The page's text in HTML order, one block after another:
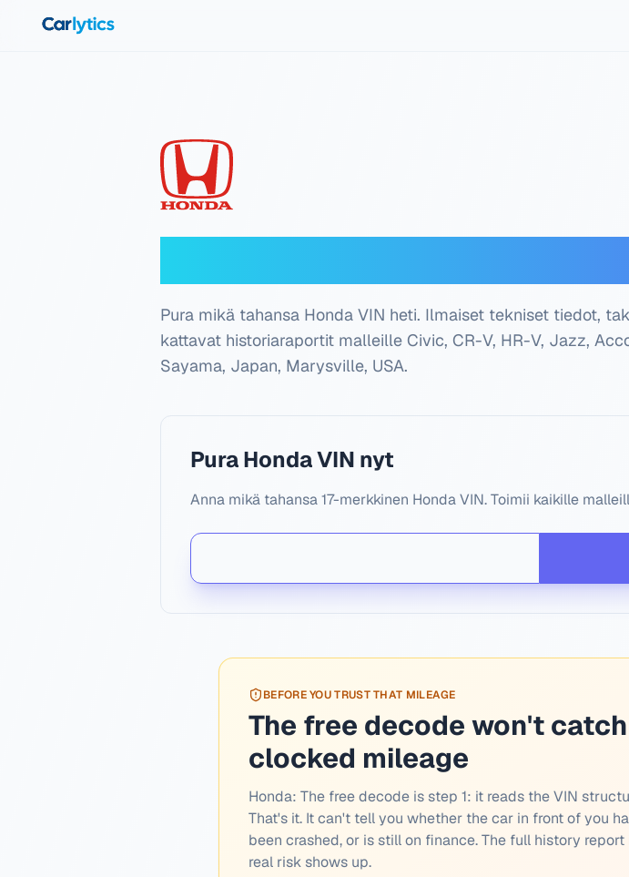
Pura mikä tahansa Honda VIN heti. Ilmaiset tekniset tiedot,
kattavat historiaraportit malleille Civic, CR-V, HR-V, Jazz,
Sayama, Japan, Marysville, USA.
Pura Honda VIN nyt
Anna mikä tahansa 17-merkkinen Honda VIN. Toimii kaikille
BEFORE YOU TRUST THAT MILEAGE
The free decode won't
clocked mileage
Honda: The free decode is step 1: it reads the VIN
That's it. It can't tell you whether the car in front of you
been crashed, or is still on finance. The full history
real risk shows up.